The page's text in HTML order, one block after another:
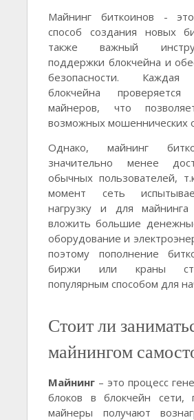
Майнинг биткоинов -
способ создания новых
также важный
поддержки блокчейна и
безопасности. Каждая
блокчейна проверяется
майнеров, что
возможных мошеннических
Однако, майнинг
значительно менее
обычных пользователей,
момент сеть
нагрузку и для майнинга
вложить большие
оборудование и
поэтому пополнение
биржи или краны
популярным способом для
Стоит ли
майнингом
Майнинг – это процесс
блоков в блокчейн сети,
майнеры получают